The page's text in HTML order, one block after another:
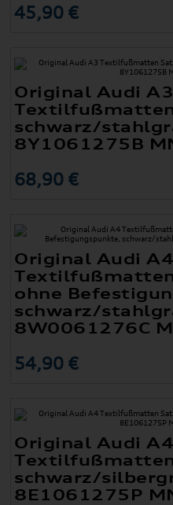
45,90 €
Original Audi A3
schwarz/
8Y1061275B
68,90 €
Original Audi A4
ohne
schwarz/
8W0061276C
54,90 €
Original Audi A4
schwarz/
8E1061275P